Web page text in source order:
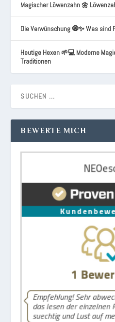
Magischer Löwenzahn 🌼
Die Verwünschung 🧿✨ Was sind
Heutige Hexen 🌱💻 Moderne
Traditionen
BEWERTE MICH